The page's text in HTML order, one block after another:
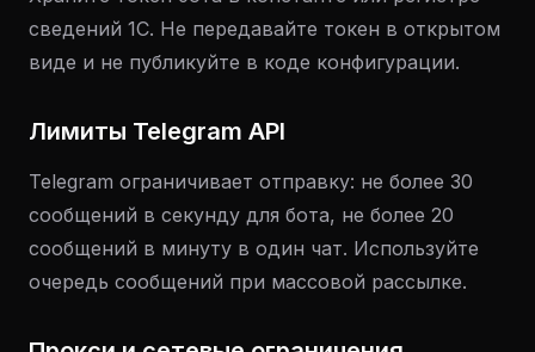
сведений 1С. Не передавайте токен в открытом
виде и не публикуйте в коде конфигурации.
Лимиты Telegram API
Telegram ограничивает отправку: не более 30
сообщений в секунду для бота, не более 20
сообщений в минуту в один чат. Используйте
очередь сообщений при массовой рассылке.